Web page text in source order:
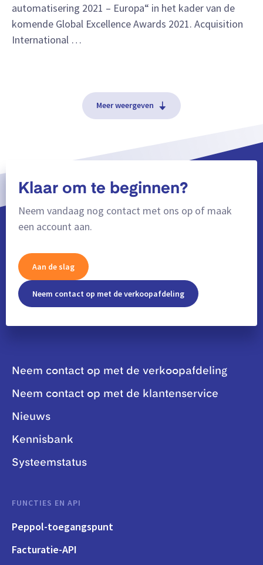
automatisering 2021 – Europa“ in het kader van de
komende Global Excellence Awards 2021. Acquisition
International …
Meer weergeven
Klaar om te beginnen?
Neem vandaag nog contact met ons op of maak
een account aan.
Aan de slag
Neem contact op met de verkoopafdeling
Neem contact op met de verkoopafdeling
Neem contact op met de klantenservice
Nieuws
Kennisbank
Systeemstatus
FUNCTIES EN API
Peppol-toegangspunt
Facturatie-API